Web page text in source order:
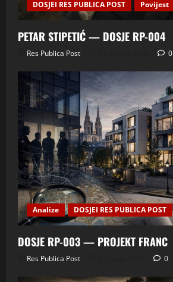
DOSJEI RES PUBLICA POST Povijest
PETAR STIPETIĆ — DOSJE RP-004
Res Publica Post 0
Analize DOSJEI RES PUBLICA POST
DOSJE RP-003 — PROJEKT FRANC
Res Publica Post 0